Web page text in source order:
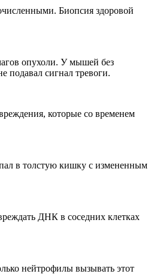
Биопсия здоровой
опухоли. У мышей без
подавал сигнал тревоги.
которые со временем
в толстую кишку с измененным
ДНК в соседних клетках
нейтрофилы вызывать этот